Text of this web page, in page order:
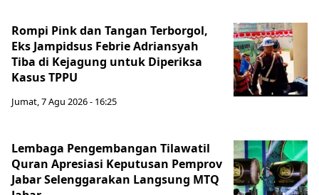
Rompi Pink dan Tangan Terborgol,
Eks Jampidsus Febrie Adriansyah
Tiba di Kejagung untuk Diperiksa
Kasus TPPU
Jumat, 7 Agu 2026 - 16:25
Lembaga Pengembangan Tilawatil
Quran Apresiasi Keputusan Pemprov
Jabar Selenggarakan Langsung MTQ